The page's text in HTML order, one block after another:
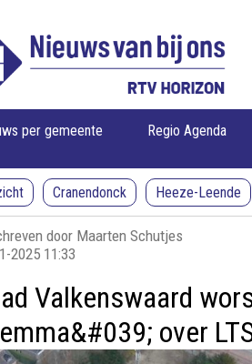
per gemeente Regio Agenda
Cranendonck Heeze-Leende
door Maarten Schutjes
2025 11:33
Valkenswaard
over